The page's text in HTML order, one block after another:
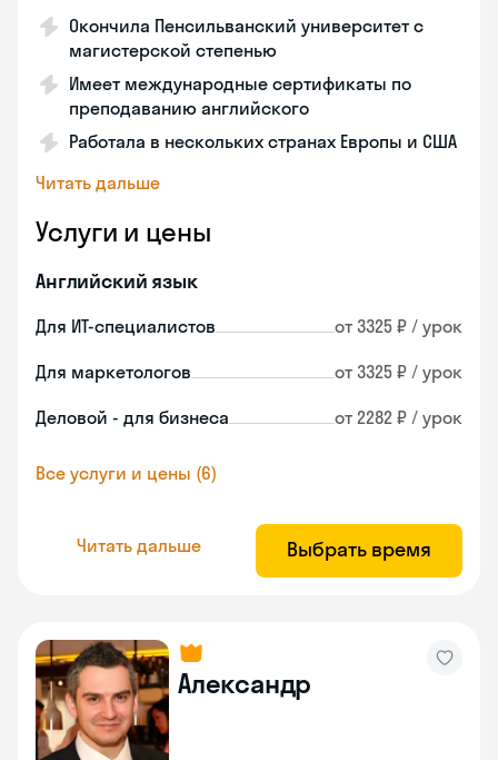
Окончила Пенсильванский университет с
магистерской степенью
Имеет международные сертификаты по
преподаванию английского
Работала в нескольких странах Европы и США
Читать дальше
Услуги и цены
Английский язык
Для ИТ-специалистов от 3325 ₽ / урок
Для маркетологов от 3325 ₽ / урок
Деловой - для бизнеса от 2282 ₽ / урок
Все услуги и цены (6)
Читать дальше Выбрать время
Александр